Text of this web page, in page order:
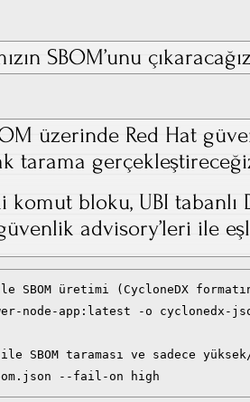
SBOM’unu
üzerinde Red Hat
tarama
komut bloku, UBI tabanlı
advisory’leri ile
SBOM üretimi (CycloneDX
node-app:latest -o cyclonedx-
SBOM taraması ve sadece
--fail-on high